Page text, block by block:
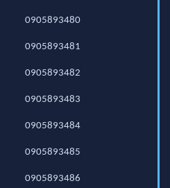
0905893480
0905893481
0905893482
0905893483
0905893484
0905893485
0905893486